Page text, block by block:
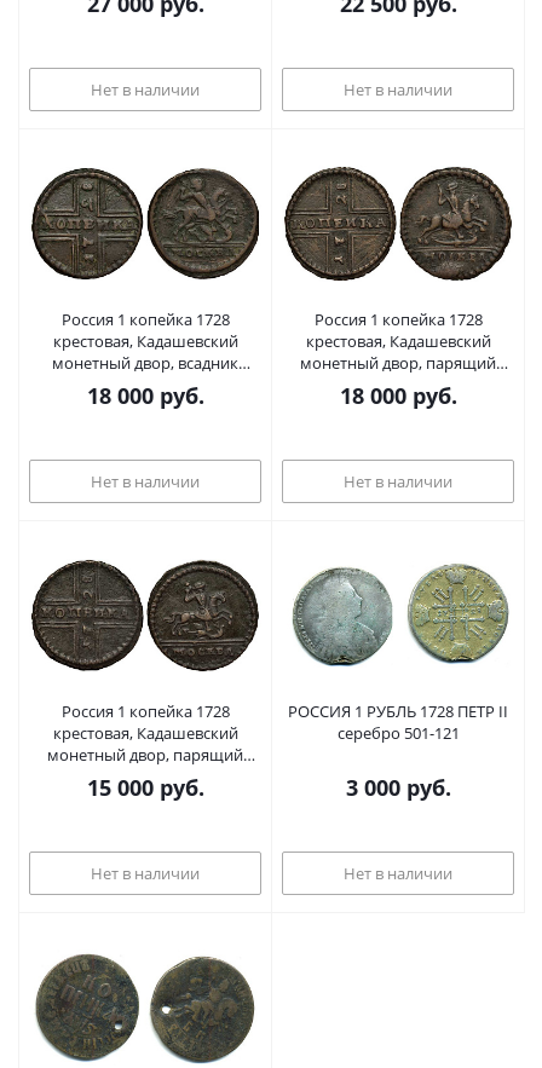
000-00
Нет в наличии
00-000-00
Нет в наличии
Россия 1 копейка 1728
крестовая, Кадашевский
монетный двор, всадник
откинут назад Биткин 199
медь 00-000-00
18 000руб.
Нет в наличии
Россия 1 копейка 1728
крестовая, Кадашевский
монетный двор, парящий
всадник Биткин к 202 медь 00-
000-00
18 000руб.
Нет в наличии
Россия 1 копейка 1728
крестовая, Кадашевский
монетный двор, парящий
всадник Биткин 201 медь 00-
000-00
15 000руб.
Нет в наличии
РОССИЯ 1 РУБЛЬ 1728 ПЕТР II
серебро 501-121
3 000руб.
Нет в наличии